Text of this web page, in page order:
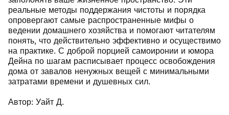
реальные методы поддержания чистоты и порядка
опровергают самые распространенные мифы о
ведении домашнего хозяйства и помогают читателям
понять, что действительно эффективно и осуществимо
на практике. С доброй порцией самоиронии и юмора
Дейна по шагам расписывает процесс освобождения
дома от завалов ненужных вещей с минимальными
затратами времени и душевных сил.
Автор: Уайт Д.